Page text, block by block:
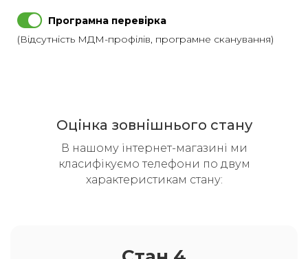
Програмна перевірка
(Відсутність МДМ-профілів, програмне сканування)
Оцінка зовнішнього стану
В нашому інтернет-магазині ми
класифікуємо телефони по двум
характеристикам стану: